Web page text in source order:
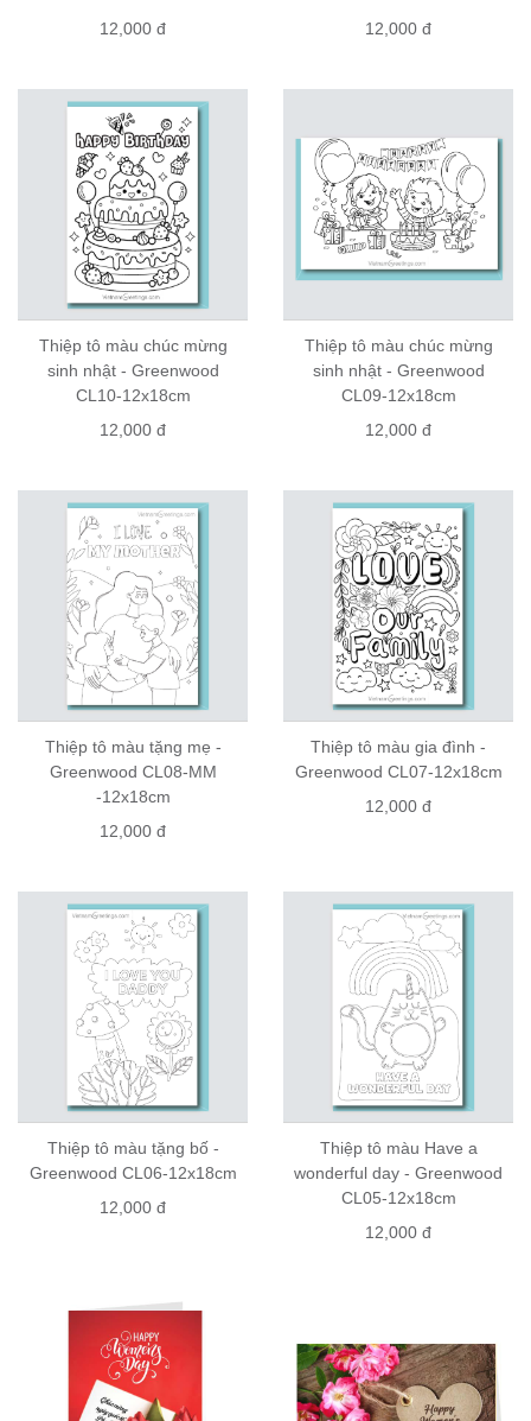
12,000 đ
12,000 đ
Thiệp tô màu chúc mừng
sinh nhật - Greenwood
CL10-12x18cm
12,000 đ
Thiệp tô màu chúc mừng
sinh nhật - Greenwood
CL09-12x18cm
12,000 đ
Thiệp tô màu tặng mẹ -
Greenwood CL08-MM
-12x18cm
12,000 đ
Thiệp tô màu gia đình -
Greenwood CL07-12x18cm
12,000 đ
Thiệp tô màu tặng bố -
Greenwood CL06-12x18cm
12,000 đ
Thiệp tô màu Have a
wonderful day - Greenwood
CL05-12x18cm
12,000 đ